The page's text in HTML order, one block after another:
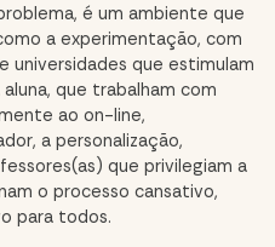
é um ambiente que
a experimentação, com
universidades que estimulam
que trabalham com
ao on-line,
a personalização,
que privilegiam a
o processo cansativo,
para todos.